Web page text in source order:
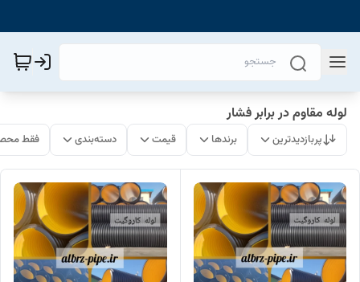
لوله مقاوم در برابر فشار
پربازدیدترین برندها قیمت دسته‌بندی فقط